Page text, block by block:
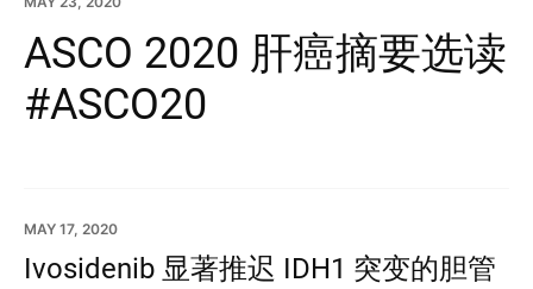
ASCO 2020 肝癌摘要选读
#ASCO20
MAY 17, 2020
Ivosidenib 显著推迟 IDH1 突变的胆管